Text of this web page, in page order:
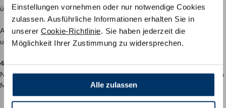
Einstellungen vornehmen oder nur notwendige Cookies
zulassen. Ausführliche Informationen erhalten Sie in
unserer Cookie-Richtlinie. Sie haben jederzeit die
Möglichkeit Ihrer Zustimmung zu widersprechen.
Alle zulassen
über den Matratzenkern ziehen.
Außerdem kann die Feuchtigkeit zu unangenehmen Gerüchen führen
und noch viel schlimmer: Schimmelbildung begünstigen.
4. Bezug wieder aufziehen:
Nach dem Waschen und Trocknen ziehen Sie den Bezug wieder über den
Matratzenkern und schließen den Reißverschluss sorgfältig.